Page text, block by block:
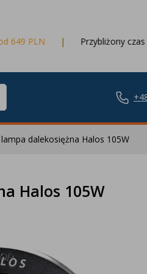
Przybliżony czas dostawy3
LED
LED
lampa dalekosiężna Halos 105W
Halos 105W